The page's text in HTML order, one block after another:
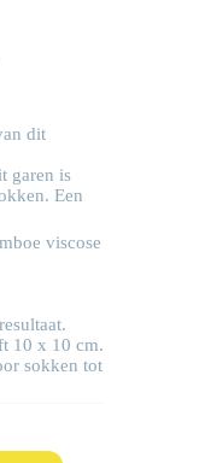
dit
garen is
Een
viscose
10 x 10 cm.
sokken tot